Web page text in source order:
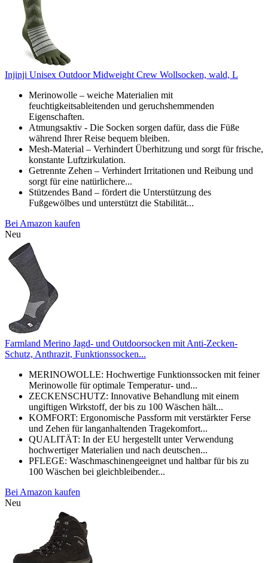
Injinji Unisex Outdoor Midweight Crew Wollsocken, wald, L
Merinowolle – weiche Materialien mit
feuchtigkeitsableitenden und geruchshemmenden
Eigenschaften.
Atmungsaktiv - Die Socken sorgen dafür, dass die Füße
während Ihrer Reise bequem bleiben.
Mesh-Material – Verhindert Überhitzung und sorgt für frische,
konstante Luftzirkulation.
Getrennte Zehen – Verhindert Irritationen und Reibung und
sorgt für eine natürlichere...
Stützendes Band – fördert die Unterstützung des
Fußgewölbes und unterstützt die Stabilität...
Bei Amazon kaufen
Neu
Farmland Merino Jagd- und Outdoorsocken mit Anti-Zecken-
Schutz, Anthrazit, Funktionssocken...
MERINOWOLLE: Hochwertige Funktionssocken mit feiner
Merinowolle für optimale Temperatur- und...
ZECKENSCHUTZ: Innovative Behandlung mit einem
ungiftigen Wirkstoff, der bis zu 100 Wäschen hält...
KOMFORT: Ergonomische Passform mit verstärkter Ferse
und Zehen für langanhaltenden Tragekomfort...
QUALITÄT: In der EU hergestellt unter Verwendung
hochwertiger Materialien und nach deutschen...
PFLEGE: Waschmaschinengeeignet und haltbar für bis zu
100 Wäschen bei gleichbleibender...
Bei Amazon kaufen
Neu